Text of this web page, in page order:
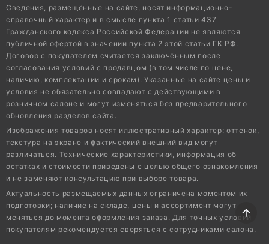
Сведения, размещённые на сайте, носят информационно-
справочный характер и в смысле пункта 1 статьи 437
Гражданского кодекса Российской Федерации не являются
публичной офертой в значении пункта 2 этой статьи ГК РФ.
Договор с покупателем считается заключённым после
согласования условий с продавцом (в том числе по цене,
наличию, комплектации и срокам). Указанные на сайте цены и
условия не обязательно совпадают с действующими в
розничном салоне и могут изменяться без предварительного
обновления разделов сайта.
Изображения товаров носят иллюстративный характер: оттенок,
текстура на экране и фактический внешний вид могут
различаться. Технические характеристики, информация об
остатках и стоимости приведены с целью общего ознакомления
и не заменяют консультацию при выборе товара.
Актуальность размещаемых данных ограничена моментом их
подготовки; наличие на складе, цены и ассортимент могут
меняться до момента оформления заказа. Для точных условий
покупателям рекомендуется сверяться с сотрудниками салона.